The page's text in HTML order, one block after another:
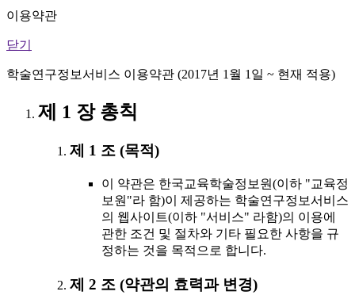
이용약관
닫기
학술연구정보서비스 이용약관 (2017년 1월 1일 ~ 현재 적용)
제 1 장 총칙
제 1 조 (목적)
이 약관은 한국교육학술정보원(이하 "교육정
보원"라 함)이 제공하는 학술연구정보서비스
의 웹사이트(이하 "서비스" 라함)의 이용에
관한 조건 및 절차와 기타 필요한 사항을 규
정하는 것을 목적으로 합니다.
제 2 조 (약관의 효력과 변경)